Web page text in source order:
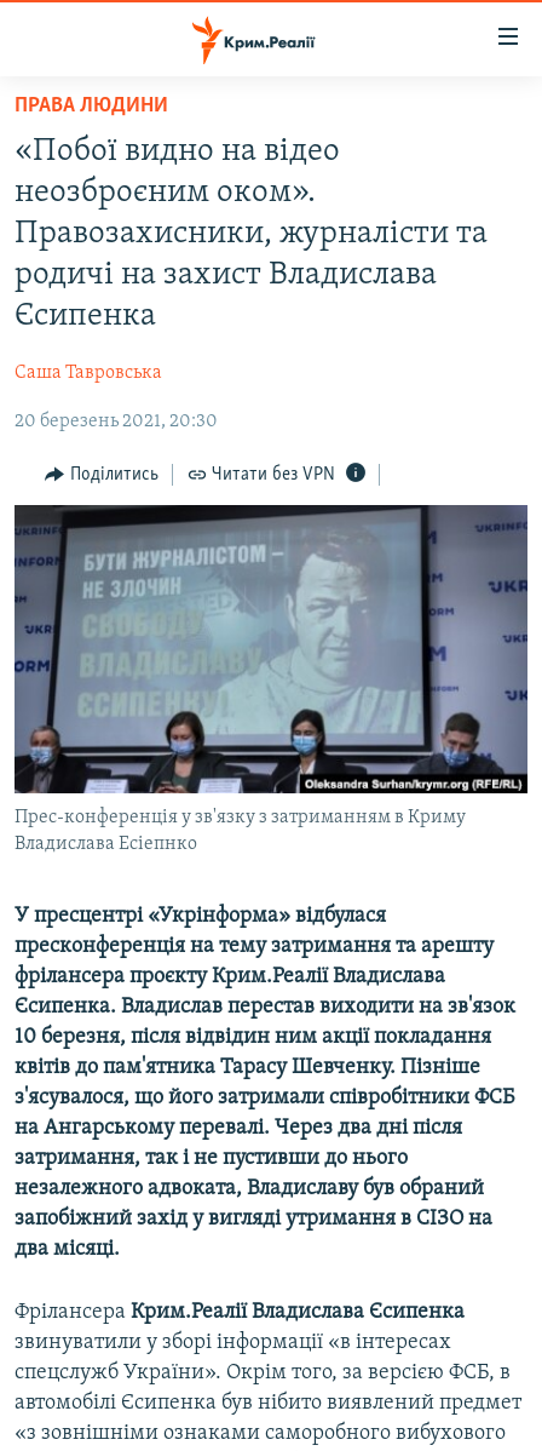
Перейти
основного
матеріалу
Перейти
до
основної
навігації
до
НОВИНИ
ВОДА.КРИМ
ВІДЕО ТА ФОТО
ПОЛІТИКА
БЛОГИ
ІНТЕРВ'Ю
ВСЕ ЗА ДЕНЬ
СПЕЦПРОЕКТИ
ДЕПОРТАЦІЯ
ВІДЕОУРОКИ «ELIFBE»
СВІДЧЕННЯ ОКУПАЦІЇ
УКРАЇНСЬКА ПРОБЛЕМА КРИМУ
ІНФОГРАФІКА
ЯК ОБІЙТИ БЛОКУВАННЯ
Русский
Qırımtatar
ДОЛУЧАЙСЯ!
Усі сайти RFE/RL
ПРАВА ЛЮДИНИ
«Побої видно на відео
неозброєним оком».
Правозахисники, журналісти та
родичі на захист Владислава
Єсипенка
Саша Тавровська
20 березень 2021, 20:30
Поділитись Читати без VPN
Прес-конференція у зв'язку з затриманням в Криму
Владислава Есіепнко
У пресцентрі «Укрінформа» відбулася
пресконференція на тему затримання та арешту
фрілансера проєкту Крим.Реалії Владислава
Єсипенка. Владислав перестав виходити на зв'язок
10 березня, після відвідин ним акції покладання
квітів до пам'ятника Тарасу Шевченку. Пізніше
з'ясувалося, що його затримали співробітники ФСБ
на Ангарському перевалі. Через два дні після
затримання, так і не пустивши до нього
незалежного адвоката, Владиславу був обраний
запобіжний захід у вигляді утримання в СІЗО на
два місяці.
Фрілансера Крим.Реалії Владислава Єсипенка
звинуватили у зборі інформації «в інтересах
спецслужб України». Окрім того, за версією ФСБ, в
автомобілі Єсипенка був нібито виявлений предмет
«з зовнішніми ознаками саморобного вибухового